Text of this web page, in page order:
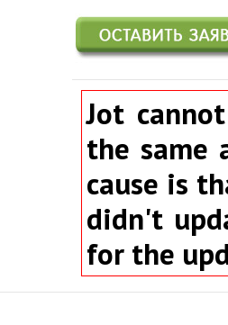
Jot
the same
cause is
didn't
for the